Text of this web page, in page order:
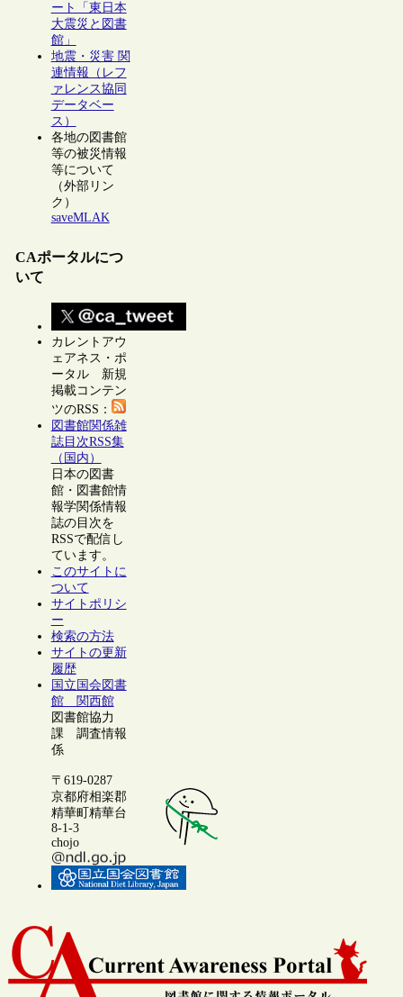
ート「東日本
大震災と図書
館」
地震・災害 関
連情報（レフ
ァレンス協同
データベー
ス）
各地の図書館
等の被災情報
等について
（外部リン
ク）
saveMLAK
CAポータルにつ
いて
カレントアウ
ェアネス・ポ
ータル 新規
掲載コンテン
ツのRSS：
図書館関係雑
誌目次RSS集
（国内）
日本の図書
館・図書館情
報学関係情報
誌の目次を
RSSで配信し
ています。
このサイトに
ついて
サイトポリシ
ー
検索の方法
サイトの更新
履歴
国立国会図書
館 関西館
図書館協力
課 調査情報
係
〒619-0287
京都府相楽郡
精華町精華台
8-1-3
chojo